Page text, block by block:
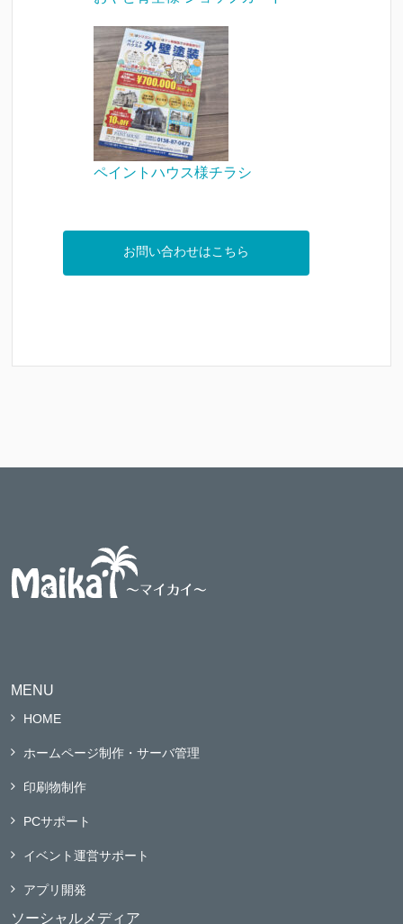
ペイントハウス様チラシ
お問い合わせはこちら
MENU
HOME
ホームページ制作・サーバ管理
印刷物制作
PCサポート
イベント運営サポート
アプリ開発
ソーシャルメディア